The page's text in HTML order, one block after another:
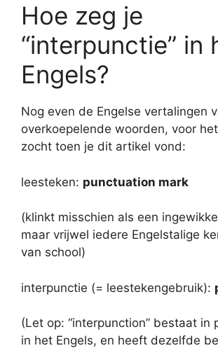
Hoe zeg je
“interpunctie” in
Engels?
Nog even de Engelse vertalingen
overkoepelende woorden, voor
zocht toen je dit artikel vond:
leesteken: punctuation mark
(klinkt misschien als een
maar vrijwel iedere Engelstalige
van school)
interpunctie (= leestekengebruik):
(Let op: “interpunction” bestaat in
in het Engels, en heeft dezelfde